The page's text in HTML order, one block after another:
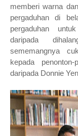
memberi warna
pergaduhan di
pergaduhan
daripada
sememangnya
kepada
daripada Donnie